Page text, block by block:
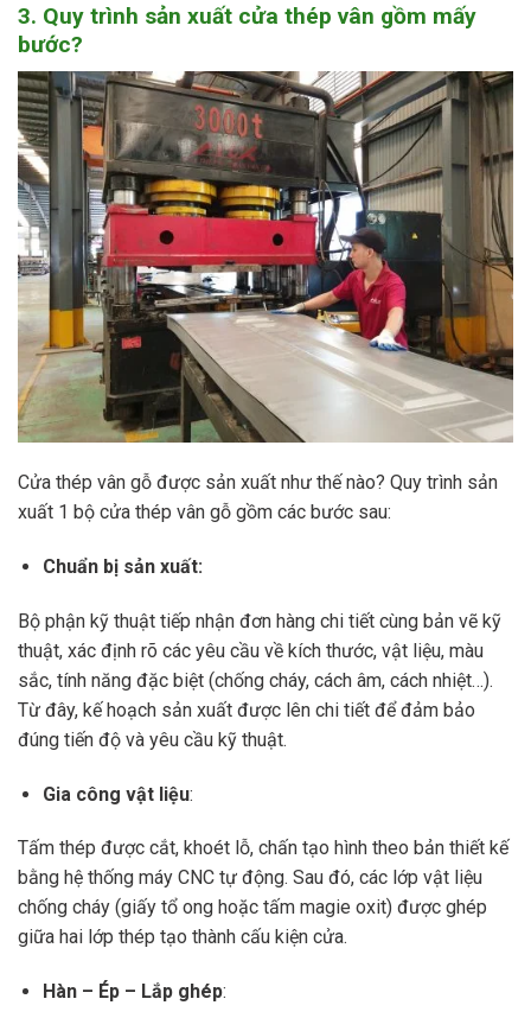
3. Quy trình sản xuất cửa thép vân gồm mấy
bước?
Cửa thép vân gỗ được sản xuất như thế nào? Quy trình sản
xuất 1 bộ cửa thép vân gỗ gồm các bước sau:
Chuẩn bị sản xuất:
Bộ phận kỹ thuật tiếp nhận đơn hàng chi tiết cùng bản vẽ kỹ
thuật, xác định rõ các yêu cầu về kích thước, vật liệu, màu
sắc, tính năng đặc biệt (chống cháy, cách âm, cách nhiệt…).
Từ đây, kế hoạch sản xuất được lên chi tiết để đảm bảo
đúng tiến độ và yêu cầu kỹ thuật.
Gia công vật liệu:
Tấm thép được cắt, khoét lỗ, chấn tạo hình theo bản thiết kế
bằng hệ thống máy CNC tự động. Sau đó, các lớp vật liệu
chống cháy (giấy tổ ong hoặc tấm magie oxit) được ghép
giữa hai lớp thép tạo thành cấu kiện cửa.
Hàn – Ép – Lắp ghép: